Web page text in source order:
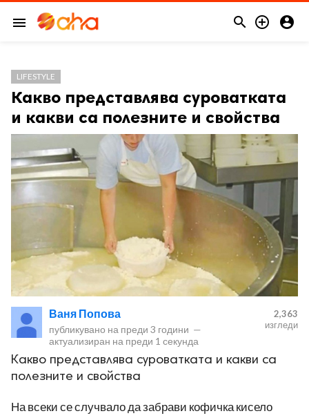
menu   
LIFESTYLE
Какво представлява суроватката
и какви са полезните и свойства
Ваня Попова
публикувано на преди 3 години —
актуализиран на преди 1 секунда
2,363
изгледи
Какво представлява суроватката и какви са
полезните и свойства
На всеки се случвало да забрави кофичка кисело